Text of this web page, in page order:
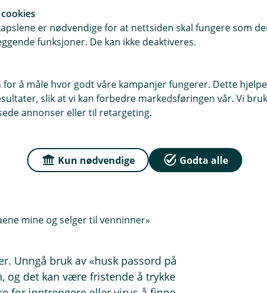
å unngå at kriminelle kommer seg inn
Vi anbefaler i tillegg å bruke
det er mulig. Det gjør det enda
dine.
spesielt godt?
historiske da de vant Norges
mine og selger til venninner»
Unngå bruk av «husk passord på
og det kan være fristende å trykke
er nødvendige for at nettsiden skal fungere som
funksjoner. De kan ikke deaktiveres.
å måle hvor godt våre kampanjer fungerer. Dette
slik at vi kan forbedre markedsføringen vår. Vi
annonser eller til retargeting.
Kun nødvendige Godta alle